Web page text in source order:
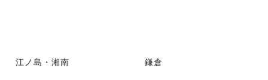
江ノ島・湘南 鎌倉